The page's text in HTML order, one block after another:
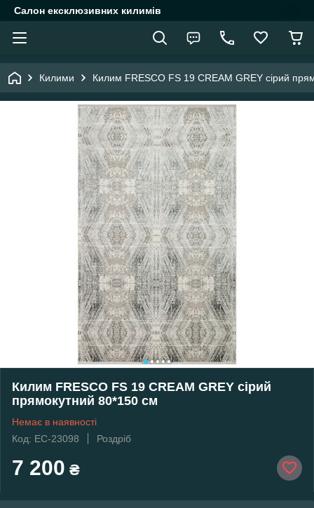
Салон ексклюзивних килимів
Килими Килим FRESCO FS 19 CREAM GREY сірий
Килим FRESCO FS 19 CREAM GREY сірий
прямокутний 80*150 см
Немає в наявності
Код: EC-23098
Роздріб
7 200 ₴